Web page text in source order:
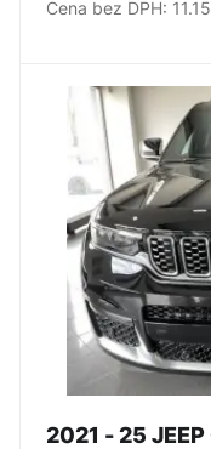
Cena bez DPH:
2021 - 25 JEEP